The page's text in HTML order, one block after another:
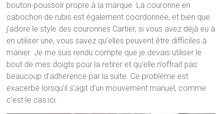
bouton-poussoir propre à la marque. La couronne en
cabochon de rubis est également coordonnée, et bien que
j’adore le style des couronnes Cartier, si vous avez déjà eu à
en utiliser une, vous savez qu’elles peuvent être difficiles à
manier. Je me suis rendu compte que je devais utiliser le
bout de mes doigts pour la retirer et qu’elle n’offrait pas
beaucoup d’adhérence par la suite. Ce problème est
exacerbé lorsqu’il s’agit d’un mouvement manuel, comme
c’est le cas ici.